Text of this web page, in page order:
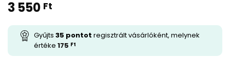
3 550 Ft
Gyűjts 35 pontot regisztrált vásárlóként, melynek
értéke 175 Ft